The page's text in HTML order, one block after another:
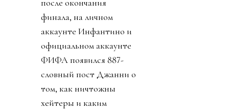
после окончания
финала, на личном
аккаунте Инфантино и
официальном аккаунте
ФИФА появился 887-
словный пост Джанни о
том, как ничтожны
хейтеры и каким